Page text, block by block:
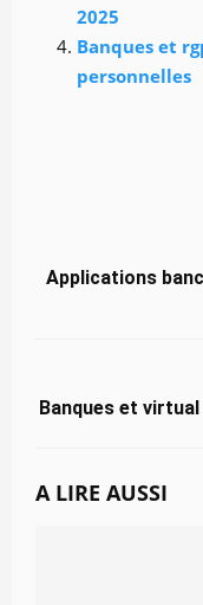
2025
Banques et
personnelles
Applications
Banques et
A LIRE AUSSI